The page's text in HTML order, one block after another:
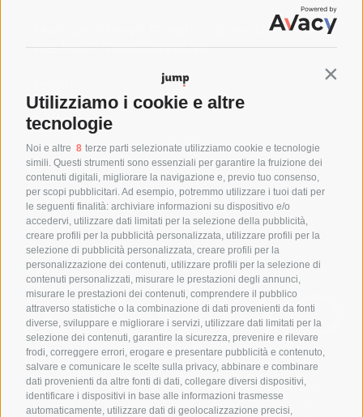
Utilizziamo i cookie e altre
tecnologie
Noi e altre 8 terze parti selezionate utilizziamo cookie e tecnologie
simili. Questi strumenti sono essenziali per garantire la fruizione dei
contenuti digitali, migliorare la navigazione e, previo tuo consenso,
per scopi pubblicitari. Ad esempio, potremmo utilizzare i tuoi dati per
le seguenti finalità: archiviare informazioni su dispositivo e/o
accedervi, utilizzare dati limitati per la selezione della pubblicità,
creare profili per la pubblicità personalizzata, utilizzare profili per la
selezione di pubblicità personalizzata, creare profili per la
personalizzazione dei contenuti, utilizzare profili per la selezione di
contenuti personalizzati, misurare le prestazioni degli annunci,
misurare le prestazioni dei contenuti, comprendere il pubblico
attraverso statistiche o la combinazione di dati provenienti da fonti
diverse, sviluppare e migliorare i servizi, utilizzare dati limitati per la
selezione dei contenuti, garantire la sicurezza, prevenire e rilevare
frodi, correggere errori, erogare e presentare pubblicità e contenuto,
salvare e comunicare le scelte sulla privacy, abbinare e combinare
dati provenienti da altre fonti di dati, collegare diversi dispositivi,
identificare i dispositivi in base alle informazioni trasmesse
automaticamente, utilizzare dati di geolocalizzazione precisi,
Hai un’idea? Realizziamola! Non
ne hai? Troviamole!
Via Bertini 207 47122, Forlì (FC)
Milano
Via F. Bocconi 9, 20136 Milano
SAY HELLO
+39 0543 1796899
info@jumpgroup.it
THINK AHEAD THINK AHEAD
Copyright © 2024 Jump Group Srl – All Rights
Reserved | Cap. Soc. 10.000,00 €. P.I. 04293540409 |
Privacy Policy|Cookie Policy|Preferenze Cookie
Obbligo Trasparenza L. 124/2017|SA8000:2014